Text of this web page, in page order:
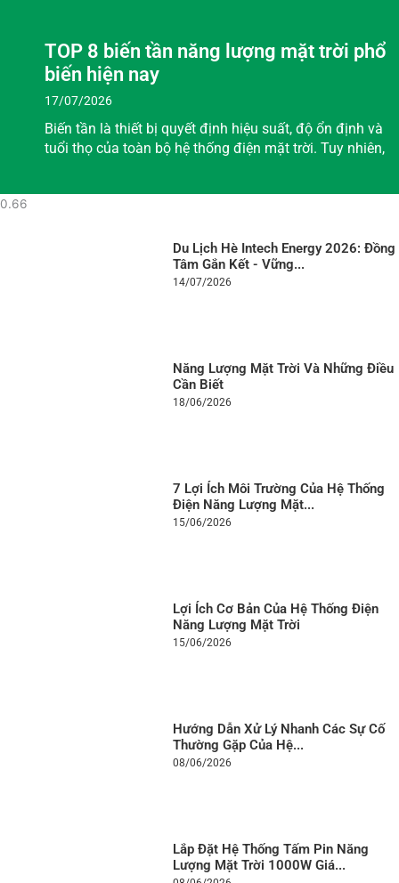
TOP 8 biến tần năng lượng mặt trời phổ
biến hiện nay
17/07/2026
Biến tần là thiết bị quyết định hiệu suất, độ ổn định và
tuổi thọ của toàn bộ hệ thống điện mặt trời. Tuy nhiên,
Du Lịch Hè Intech Energy 2026: Đồng
Tâm Gắn Kết - Vững...
14/07/2026
Năng Lượng Mặt Trời Và Những Điều
Cần Biết
18/06/2026
7 Lợi Ích Môi Trường Của Hệ Thống
Điện Năng Lượng Mặt...
15/06/2026
Lợi Ích Cơ Bản Của Hệ Thống Điện
Năng Lượng Mặt Trời
15/06/2026
Hướng Dẫn Xử Lý Nhanh Các Sự Cố
Thường Gặp Của Hệ...
08/06/2026
Lắp Đặt Hệ Thống Tấm Pin Năng
Lượng Mặt Trời 1000W Giá...